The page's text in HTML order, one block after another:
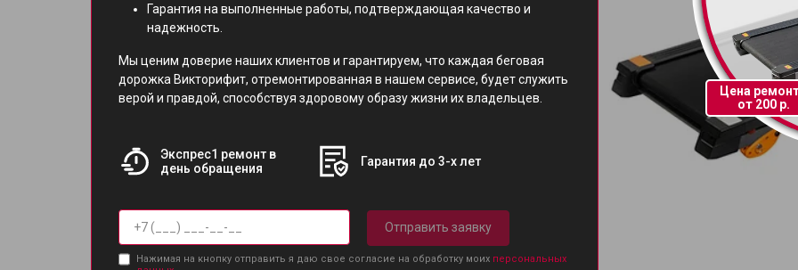
Гарантия на выполненные работы, подтверждающая качество и
надежность.
Мы ценим доверие наших клиентов и гарантируем, что каждая беговая
дорожка Викторифит, отремонтированная в нашем сервисе, будет служить
верой и правдой, способствуя здоровому образу жизни их владельцев.
Экспрес1 ремонт в
день обращения
Гарантия до 3-х лет
Отправить заявку
Нажимая на кнопку отправить я даю свое согласие на обработку моих персональных
Цена
от 200 р.